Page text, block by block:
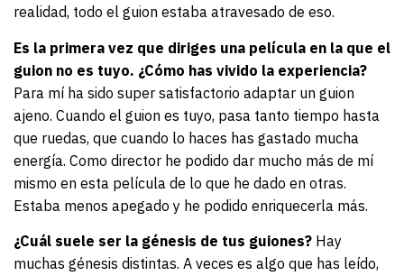
realidad, todo el guion estaba atravesado de eso.
Es la primera vez que diriges una película en la que el
guion no es tuyo. ¿Cómo has vivido la experiencia?
Para mí ha sido super satisfactorio adaptar un guion
ajeno. Cuando el guion es tuyo, pasa tanto tiempo hasta
que ruedas, que cuando lo haces has gastado mucha
energía. Como director he podido dar mucho más de mí
mismo en esta película de lo que he dado en otras.
Estaba menos apegado y he podido enriquecerla más.
¿Cuál suele ser la génesis de tus guiones? Hay
muchas génesis distintas. A veces es algo que has leído,